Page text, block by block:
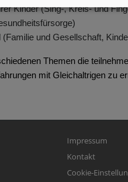
Kinder (Sing-, Kreis- und
und Gesellschaft,
Themen die
mit Gleichaltrigen zu
Impressum
Kontakt
Cookie-